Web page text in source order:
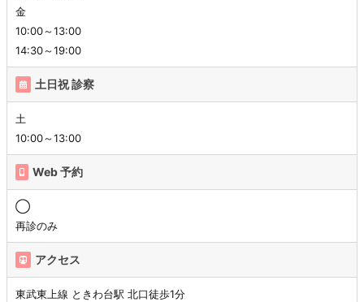
金
10:00～13:00
14:30～19:00
土日祝 診察
土
10:00～13:00
Web 予約
◯
再診のみ
アクセス
東武東上線 ときわ台駅 北口徒歩1分